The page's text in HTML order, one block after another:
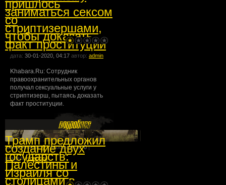
пришлось
заниматься сексом
со
стриптизершами,
чтобы доказать
факт проституции
дата: 30-01-2020, 04:17 автор: admin
Khabara.Ru: Сотрудник
правоохранительных органов
получал сексуальные услуги у
стриптизерш, пытаясь доказать
факт проституции.
комментарии:0| просмотров:0|
раздел:Новости
Трамп предложил
создание двух
государств:
Палестины и
Израиля со
столицами в